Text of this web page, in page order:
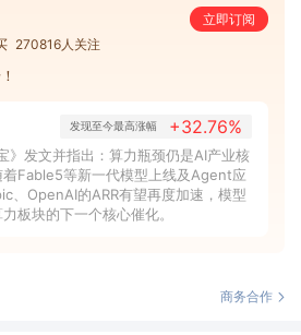
立即订阅
270816人关注
发现至今最高涨幅 +32.76%
》发文并指出：算力瓶颈仍是AI产业核
Fable5等新一代模型上线及Agent应
、OpenAI的ARR有望再度加速，模型
板块的下一个核心催化。
商务合作